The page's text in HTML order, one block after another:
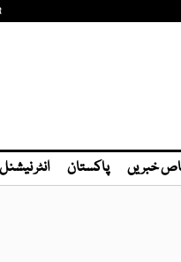
خبریں پاکستان انٹر نیشنل